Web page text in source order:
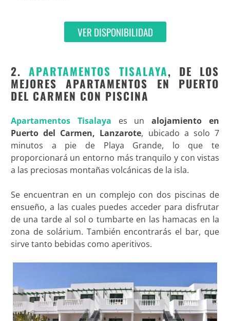
VER DISPONIBILIDAD
2.APARTAMENTOS TISALAYA, DE LOS
MEJORES APARTAMENTOS EN PUERTO
DEL CARMEN CON PISCINA
Apartamentos Tisalaya es unalojamiento en
Puerto del Carmen, Lanzarote, ubicado a solo 7
minutos a pie de Playa Grande, lo que te
proporcionará un entorno más tranquilo y con vistas
a las preciosas montañas volcánicas de la isla.
Se encuentran en un complejo con dos piscinas de
ensueño, a las cuales puedes acceder para disfrutar
de una tarde al sol o tumbarte en las hamacas en la
zona de solárium. También encontrarás el bar, que
sirve tanto bebidas como aperitivos.